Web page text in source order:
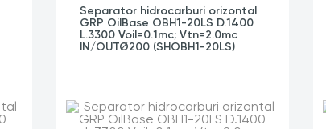
Separator hidrocarburi orizontal
GRP OilBase OBH1-20LS D.1400
L.3300 Voil=0.1mc; Vtn=2.0mc
IN/OUTØ200 (SHOBH1-20LS)